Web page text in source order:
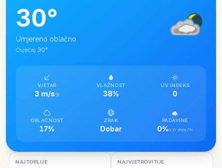
30°
Umjereno oblačno
Osjećaj 30°
VJETAR
3 m/sSI
VLAŽNOST
38%
UV INDEKS
0
OBLAČNOST
17%
ZRAK
Dobar
PADAVINE
0%0.0 mm/h
NAJTOPLIJE NAJVJETROVITIJE